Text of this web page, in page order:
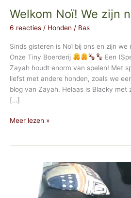
Welkom Noï! We zijn
6 reacties / Honden / Bas
Sinds gisteren is Noï bij ons en zijn
Onze Tiny Boerderij
Een
Zayah houdt enorm van spelen! Met
liefst met andere honden, zoals we
blog van Zayah. Helaas is Blacky met
[…]
Welkom
Meer lezen »